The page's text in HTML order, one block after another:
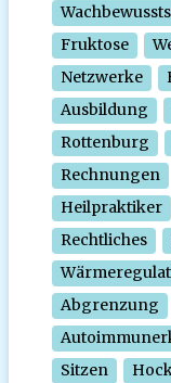
Fruktose
Netzwerke
Ausbildung
Rottenburg
Rechnungen
Heilpraktiker
Rechtliches
Abgrenzung
Sitzen